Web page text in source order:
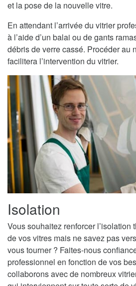
et la pose de la nouvelle vitre.
En attendant l’arrivée du vitrier
à l’aide d’un balai ou de gants
débris de verre cassé. Procéder au
facilitera l’intervention du vitrier.
Isolation
Vous souhaitez renforcer l’isolation
de vos vitres mais ne savez pas
vous tourner ? Faites-nous
professionnel en fonction de vos
collaborons avec de nombreux